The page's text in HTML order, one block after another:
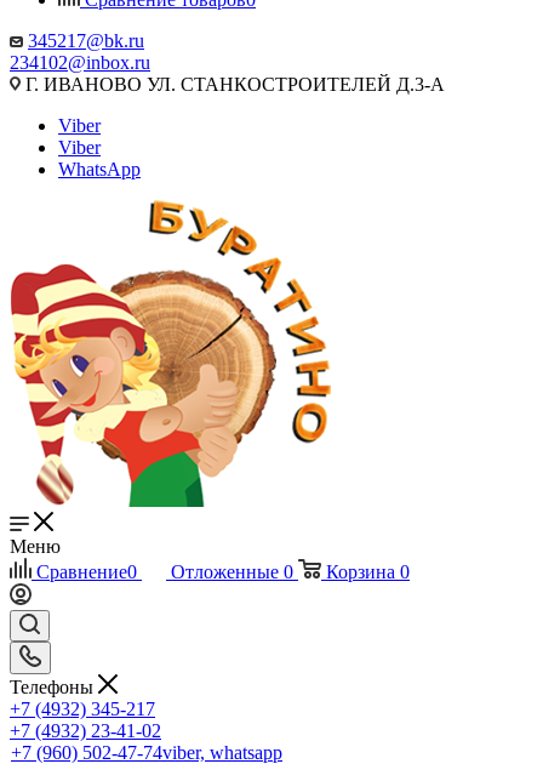
345217@bk.ru
234102@inbox.ru
Г. ИВАНОВО УЛ. СТАНКОСТРОИТЕЛЕЙ Д.3-А
Viber
Viber
WhatsApp
Меню
Сравнение0 Отложенные 0 Корзина 0
Телефоны
+7 (4932) 345-217
+7 (4932) 23-41-02
+7 (960) 502-47-74viber, whatsapp